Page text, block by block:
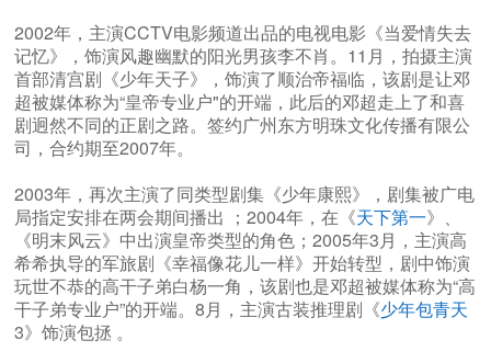
2002年，主演CCTV电影频道出品的电视电影《当爱情失去
记忆》，饰演风趣幽默的阳光男孩李不肖。11月，拍摄主演
首部清宫剧《少年天子》，饰演了顺治帝福临，该剧是让邓
超被媒体称为“皇帝专业户"的开端，此后的邓超走上了和喜
剧迥然不同的正剧之路。签约广州东方明珠文化传播有限公
司，合约期至2007年。
2003年，再次主演了同类型剧集《少年康熙》，剧集被广电
局指定安排在两会期间播出 ；2004年，在《天下第一》、
《明末风云》中出演皇帝类型的角色；2005年3月，主演高
希希执导的军旅剧《幸福像花儿一样》开始转型，剧中饰演
玩世不恭的高干子弟白杨一角，该剧也是邓超被媒体称为“高
干子弟专业户”的开端。8月，主演古装推理剧《少年包青天
3》饰演包拯 。